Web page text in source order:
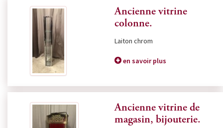
Ancienne vitrine
colonne.
Laiton chrom
en savoir plus
Ancienne vitrine de
magasin, bijouterie.